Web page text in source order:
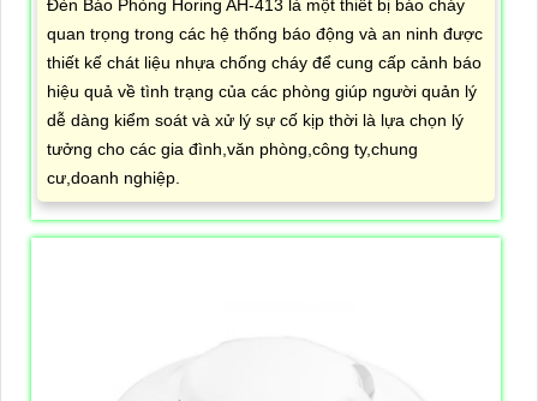
Đèn Báo Phòng Horing AH-413 là một thiết bị báo cháy
quan trọng trong các hệ thống báo động và an ninh được
thiết kế chát liệu nhựa chống cháy để cung cấp cảnh báo
hiệu quả về tình trạng của các phòng giúp người quản lý
dễ dàng kiểm soát và xử lý sự cố kịp thời là lựa chọn lý
tưởng cho các gia đình,văn phòng,công ty,chung
cư,doanh nghiệp.